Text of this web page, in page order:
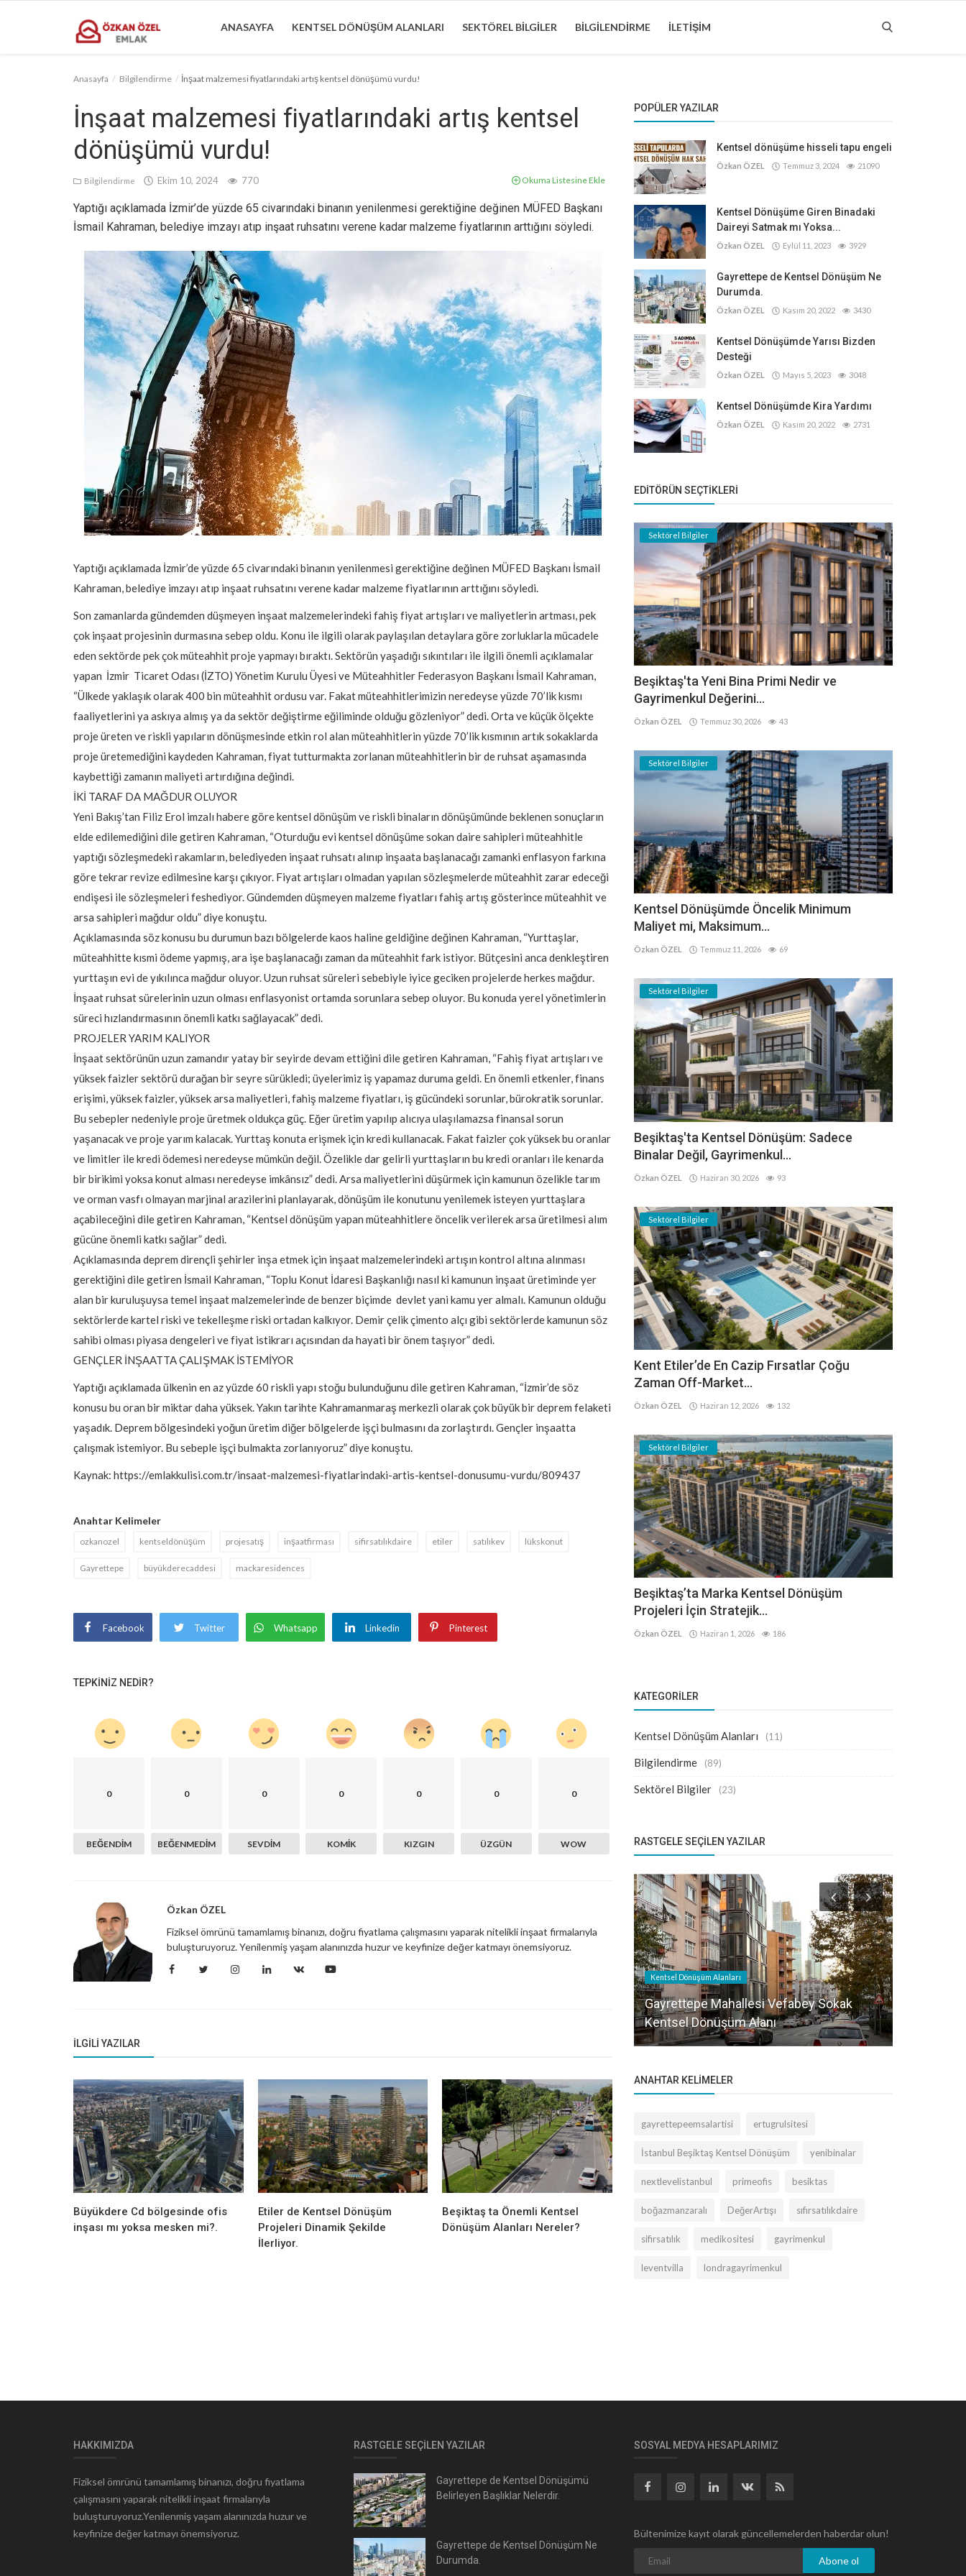
ANASAYFA KENTSEL DÖNÜŞÜM ALANLARI SEKTÖREL BILGILER BILGILENDIRME İLETIŞIM
Kentsel Dönüşüm Alanları
Sektörel Bilgiler
Anasayfa Bilgilendirme İnşaat malzemesi fiyatlarındaki artış kentsel dönüşümü vurdu!
İnşaat malzemesi fiyatlarındaki artış kentsel
dönüşümü vurdu!
Bilgilendirme Ekim 10, 2024 770 Okuma Listesine Ekle
Yaptığı açıklamada İzmir’de yüzde 65 civarındaki binanın yenilenmesi gerektiğine değinen MÜFED Başkanı
İsmail Kahraman, belediye imzayı atıp inşaat ruhsatını verene kadar malzeme fiyatlarının arttığını söyledi.
Yaptığı açıklamada İzmir’de yüzde 65 civarındaki binanın yenilenmesi gerektiğine değinen MÜFED Başkanı İsmail
Kahraman, belediye imzayı atıp inşaat ruhsatını verene kadar malzeme fiyatlarının arttığını söyledi.
Son zamanlarda gündemden düşmeyen inşaat malzemelerindeki fahiş fiyat artışları ve maliyetlerin artması, pek
çok inşaat projesinin durmasına sebep oldu. Konu ile ilgili olarak paylaşılan detaylara göre zorluklarla mücadele
eden sektörde pek çok müteahhit proje yapmayı bıraktı. Sektörün yaşadığı sıkıntıları ile ilgili önemli açıklamalar
yapan İzmir Ticaret Odası (İZTO) Yönetim Kurulu Üyesi ve Müteahhitler Federasyon Başkanı İsmail Kahraman,
“Ülkede yaklaşık olarak 400 bin müteahhit ordusu var. Fakat müteahhitlerimizin neredeyse yüzde 70’lik kısmı
faaliyetlerini ya askıya almış ya da sektör değiştirme eğiliminde olduğu gözleniyor” dedi. Orta ve küçük ölçekte
proje üreten ve riskli yapıların dönüşmesinde etkin rol alan müteahhitlerin yüzde 70’lik kısmının artık sokaklarda
proje üretemediğini kaydeden Kahraman, fiyat tutturmakta zorlanan müteahhitlerin bir de ruhsat aşamasında
kaybettiği zamanın maliyeti artırdığına değindi.
İKİ TARAF DA MAĞDUR OLUYOR
Yeni Bakış’tan Filiz Erol imzalı habere göre kentsel dönüşüm ve riskli binaların dönüşümünde beklenen sonuçların
elde edilemediğini dile getiren Kahraman, “Oturduğu evi kentsel dönüşüme sokan daire sahipleri müteahhitle
yaptığı sözleşmedeki rakamların, belediyeden inşaat ruhsatı alınıp inşaata başlanacağı zamanki enflasyon farkına
göre tekrar revize edilmesine karşı çıkıyor. Fiyat artışları olmadan yapılan sözleşmelerde müteahhit zarar edeceği
endişesi ile sözleşmeleri feshediyor. Gündemden düşmeyen malzeme fiyatları fahiş artış gösterince müteahhit ve
arsa sahipleri mağdur oldu” diye konuştu.
Açıklamasında söz konusu bu durumun bazı bölgelerde kaos haline geldiğine değinen Kahraman, “Yurttaşlar,
müteahhitte kısmi ödeme yapmış, ara işe başlanacağı zaman da müteahhit fark istiyor. Bütçesini anca denkleştiren
yurttaşın evi de yıkılınca mağdur oluyor. Uzun ruhsat süreleri sebebiyle iyice geciken projelerde herkes mağdur.
İnşaat ruhsat sürelerinin uzun olması enflasyonist ortamda sorunlara sebep oluyor. Bu konuda yerel yönetimlerin
süreci hızlandırmasının önemli katkı sağlayacak” dedi.
PROJELER YARIM KALIYOR
İnşaat sektörünün uzun zamandır yatay bir seyirde devam ettiğini dile getiren Kahraman, “Fahiş fiyat artışları ve
yüksek faizler sektörü durağan bir seyre sürükledi; üyelerimiz iş yapamaz duruma geldi. En önemli etkenler, finans
erişimi, yüksek faizler, yüksek arsa maliyetleri, fahiş malzeme fiyatları, iş gücündeki sorunlar, bürokratik sorunlar.
Bu sebepler nedeniyle proje üretmek oldukça güç. Eğer üretim yapılıp alıcıya ulaşılamazsa finansal sorun
yaşanacak ve proje yarım kalacak. Yurttaş konuta erişmek için kredi kullanacak. Fakat faizler çok yüksek bu oranlar
ve limitler ile kredi ödemesi neredeyse mümkün değil. Özelikle dar gelirli yurttaşların bu kredi oranları ile kenarda
bir birikimi yoksa konut alması neredeyse imkânsız” dedi. Arsa maliyetlerini düşürmek için kamunun özelikle tarım
ve orman vasfı olmayan marjinal arazilerini planlayarak, dönüşüm ile konutunu yenilemek isteyen yurttaşlara
açabileceğini dile getiren Kahraman, “Kentsel dönüşüm yapan müteahhitlere öncelik verilerek arsa üretilmesi alım
gücüne önemli katkı sağlar” dedi.
Açıklamasında deprem dirençli şehirler inşa etmek için inşaat malzemelerindeki artışın kontrol altına alınması
gerektiğini dile getiren İsmail Kahraman, “Toplu Konut İdaresi Başkanlığı nasıl ki kamunun inşaat üretiminde yer
alan bir kuruluşuysa temel inşaat malzemelerinde de benzer biçimde devlet yani kamu yer almalı. Kamunun olduğu
sektörlerde kartel riski ve tekelleşme riski ortadan kalkıyor. Demir çelik çimento alçı gibi sektörlerde kamunun söz
sahibi olması piyasa dengeleri ve fiyat istikrarı açısından da hayati bir önem taşıyor” dedi.
GENÇLER İNŞAATTA ÇALIŞMAK İSTEMİYOR
Yaptığı açıklamada ülkenin en az yüzde 60 riskli yapı stoğu bulunduğunu dile getiren Kahraman, “İzmir’de söz
konusu bu oran bir miktar daha yüksek. Yakın tarihte Kahramanmaraş merkezli olarak çok büyük bir deprem felaketi
yaşadık. Deprem bölgesindeki yoğun üretim diğer bölgelerde işçi bulmasını da zorlaştırdı. Gençler inşaatta
çalışmak istemiyor. Bu sebeple işçi bulmakta zorlanıyoruz” diye konuştu.
Kaynak: https://emlakkulisi.com.tr/insaat-malzemesi-fiyatlarindaki-artis-kentsel-donusumu-vurdu/809437
Anahtar Kelimeler
ozkanozel kentseldönüşüm projesatış inşaatfirması sifirsatılıkdaire etiler satılıkev lükskonut
Gayrettepe büyükderecaddesi mackaresidences
Facebook Twitter Whatsapp Linkedin Pinterest
TEPKINIZ NEDIR?
0
BEĞENDIM
0
BEĞENMEDIM
0
SEVDIM
0
KOMIK
0
KIZGIN
0
ÜZGÜN
0
WOW
Özkan ÖZEL
Fiziksel ömrünü tamamlamış binanızı, doğru fiyatlama çalışmasını yaparak nitelikli inşaat firmalarıyla
buluşturuyoruz. Yenilenmiş yaşam alanınızda huzur ve keyfinize değer katmayı önemsiyoruz.
İLGILI YAZILAR
Büyükdere Cd bölgesinde ofis
inşası mı yoksa mesken mi?.
Etiler de Kentsel Dönüşüm
Projeleri Dinamik Şekilde
İlerliyor.
Beşiktaş ta Önemli Kentsel
Dönüşüm Alanları Nereler?
POPÜLER YAZILAR
Kentsel dönüşüme hisseli tapu engeli
Özkan ÖZEL Temmuz 3, 2024 21090
Kentsel Dönüşüme Giren Binadaki
Daireyi Satmak mı Yoksa...
Özkan ÖZEL Eylül 11, 2023 3929
Gayrettepe de Kentsel Dönüşüm Ne
Durumda.
Özkan ÖZEL Kasım 20, 2022 3430
Kentsel Dönüşümde Yarısı Bizden
Desteği
Özkan ÖZEL Mayıs 5, 2023 3048
Kentsel Dönüşümde Kira Yardımı
Özkan ÖZEL Kasım 20, 2022 2731
EDITÖRÜN SEÇTIKLERI
Sektörel Bilgiler
Beşiktaş'ta Yeni Bina Primi Nedir ve
Gayrimenkul Değerini...
Özkan ÖZEL Temmuz 30, 2026 43
Sektörel Bilgiler
Kentsel Dönüşümde Öncelik Minimum
Maliyet mi, Maksimum...
Özkan ÖZEL Temmuz 11, 2026 69
Sektörel Bilgiler
Beşiktaş'ta Kentsel Dönüşüm: Sadece
Binalar Değil, Gayrimenkul...
Özkan ÖZEL Haziran 30, 2026 93
Sektörel Bilgiler
Kent Etiler’de En Cazip Fırsatlar Çoğu
Zaman Off-Market...
Özkan ÖZEL Haziran 12, 2026 132
Sektörel Bilgiler
Beşiktaş’ta Marka Kentsel Dönüşüm
Projeleri İçin Stratejik...
Özkan ÖZEL Haziran 1, 2026 186
KATEGORILER
Kentsel Dönüşüm Alanları (11)
Bilgilendirme (89)
Sektörel Bilgiler (23)
RASTGELE SEÇILEN YAZILAR
Kentsel Dönüşüm Alanları
Gayrettepe Mahallesi Vefabey Sokak
Kentsel Dönüşüm Alanı
ANAHTAR KELIMELER
gayrettepeemsalartisi ertugrulsitesi
İstanbul Beşiktaş Kentsel Dönüşüm yenibinalar
nextlevelistanbul primeofis besiktas
boğazmanzaralı DeğerArtışı sıfırsatılıkdaire
sifirsatılık medikositesi gayrimenkul
leventvilla londragayrimenkul
HAKKIMIZDA
Fiziksel ömrünü tamamlamış binanızı, doğru fiyatlama
çalışmasını yaparak nitelikli inşaat firmalarıyla
buluşturuyoruz.Yenilenmiş yaşam alanınızda huzur ve
keyfinize değer katmayı önemsiyoruz.
RASTGELE SEÇILEN YAZILAR
Gayrettepe de Kentsel Dönüşümü
Belirleyen Başlıklar Nelerdir.
Gayrettepe de Kentsel Dönüşüm Ne
Durumda.
SOSYAL MEDYA HESAPLARIMIZ
Bültenimize kayıt olarak güncellemelerden haberdar olun!
Abone ol